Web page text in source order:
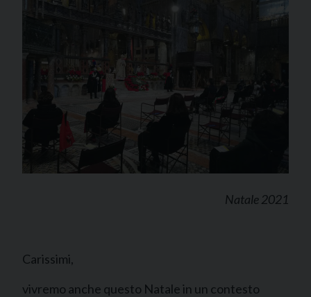
Natale 2021
Carissimi,
vivremo anche questo Natale in un contesto